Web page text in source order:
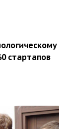
стартапов